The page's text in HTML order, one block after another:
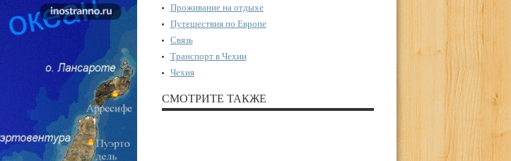
Проживание на отдыхе
Путешествия по Европе
Связь
Транспорт в Чехии
Чехия
СМОТРИТЕ ТАКЖЕ